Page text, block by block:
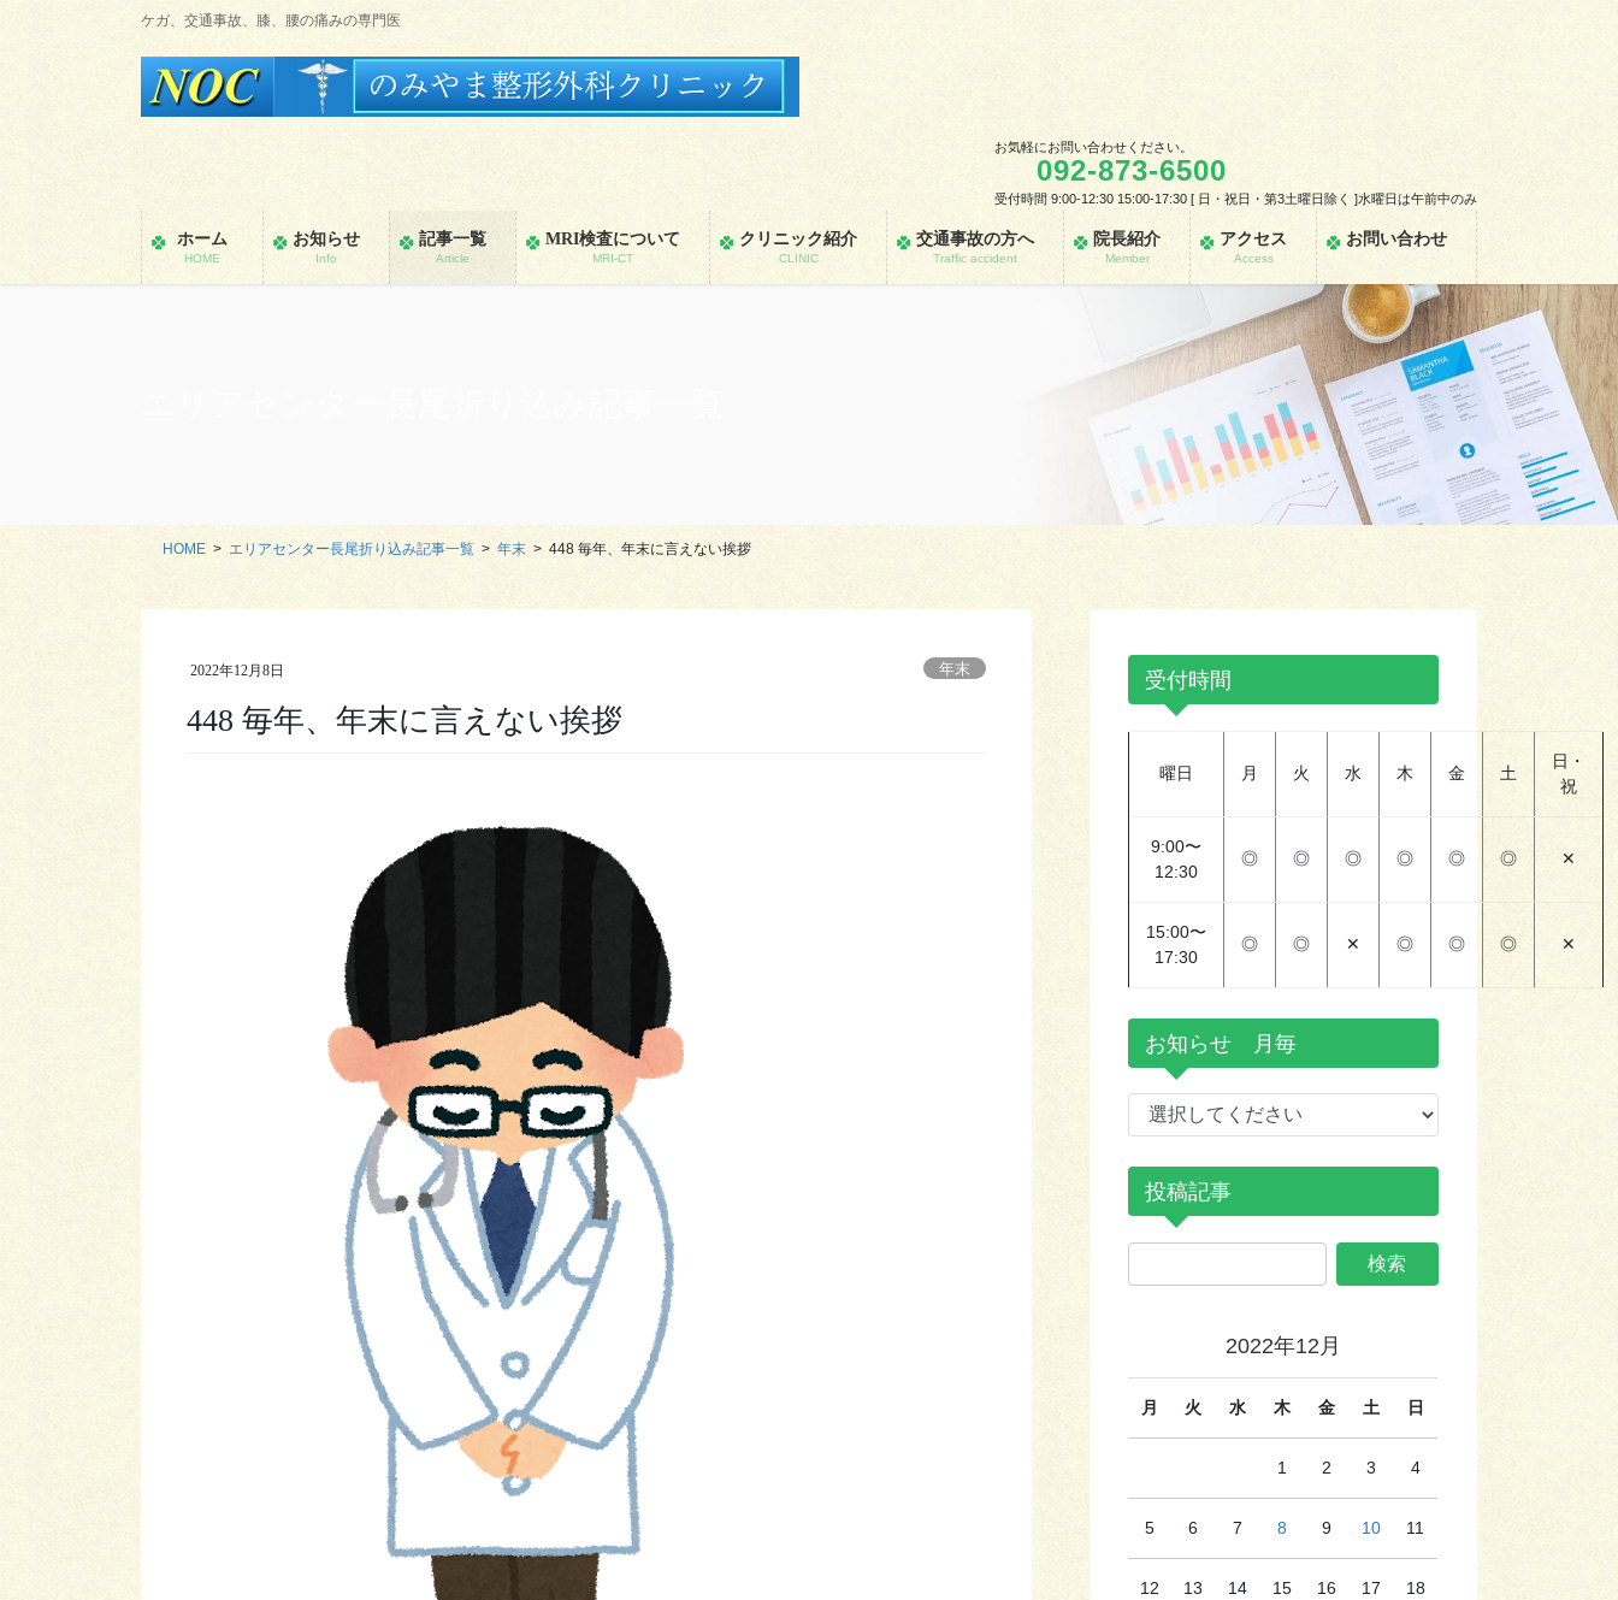
ケガ、交通事故、膝、腰の痛みの専門医
お気軽にお問い合わせください。
092-873-6500
受付時間 9:00-12:30 15:00-17:30 [ 日・祝日・第3土曜日除く ]水曜日は午前中のみ
ホーム
HOME
お知らせ
Info
記事一覧
Article
MRI検査について
MRI-CT
クリニック紹介
CLINIC
交通事故の方へ
Traffic accident
院長紹介
Member
アクセス
Access
お問い合わせ
HOME エリアセンター長尾折り込み記事一覧 年末 448 毎年、年末に言えない挨拶
2022年12月8日 年末
448 毎年、年末に言えない挨拶
受付時間
曜日 月 火 水 木 金 土
日・
祝
9:00〜
12:30
◎ ◎ ◎ ◎ ◎ ◎ ✕
15:00〜
17:30
◎ ◎ ✕ ◎ ◎ ◎ ✕
お知らせ 月毎
投稿記事
2022年12月
月 火 水 木 金 土 日
1 2 3 4
5 6 7 8 9 10 11
12 13 14 15 16 17 18